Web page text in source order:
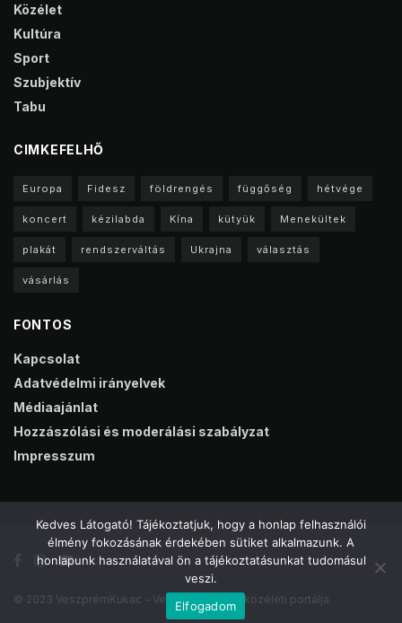
Közélet
Kultúra
Sport
Szubjektív
Tabu
CIMKEFELHŐ
Europa Fidesz földrengés függőség hétvége
koncert kézilabda Kína kütyük Menekültek
plakát rendszerváltás Ukrajna választás
vásárlás
FONTOS
Kapcsolat
Adatvédelmi irányelvek
Médiaajánlat
Hozzászólási és moderálási szabályzat
Impresszum
© 2023 VeszprémKukac - Veszprém online közéleti portálja
Kedves Látogató! Tájékoztatjuk, hogy a honlap felhasználói
élmény fokozásának érdekében sütiket alkalmazunk. A
honlapunk használatával ön a tájékoztatásunkat tudomásul
veszi.
Elfogadom